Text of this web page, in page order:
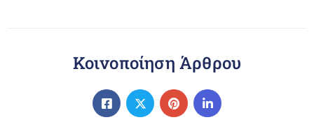
Κοινοποίηση Άρθρου